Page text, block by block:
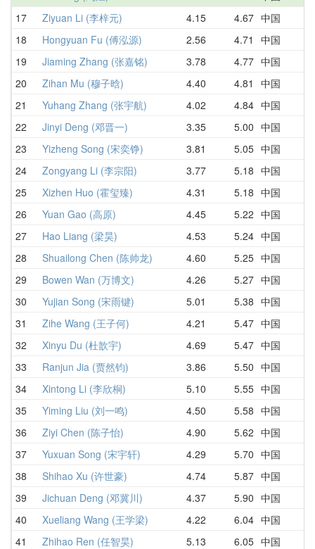
17 Ziyuan Li (李梓元) 4.15 4.67 中国
18 Hongyuan Fu (傅泓源) 2.56 4.71 中国
19 Jiaming Zhang (张嘉铭) 3.78 4.77 中国
20 Zihan Mu (穆子晗) 4.40 4.81 中国
21 Yuhang Zhang (张宇航) 4.02 4.84 中国
22 Jinyi Deng (邓晋一) 3.35 5.00 中国
23 Yizheng Song (宋奕铮) 3.81 5.05 中国
24 Zongyang Li (李宗阳) 3.77 5.18 中国
25 Xizhen Huo (霍玺臻) 4.31 5.18 中国
26 Yuan Gao (高原) 4.45 5.22 中国
27 Hao Liang (梁昊) 4.53 5.24 中国
28 Shuailong Chen (陈帅龙) 4.60 5.25 中国
29 Bowen Wan (万博文) 4.26 5.27 中国
30 Yujian Song (宋雨键) 5.01 5.38 中国
31 Zihe Wang (王子何) 4.21 5.47 中国
32 Xinyu Du (杜歆宇) 4.69 5.47 中国
33 Ranjun Jia (贾然钧) 3.86 5.50 中国
34 Xintong Li (李欣桐) 5.10 5.55 中国
35 Yiming Liu (刘一鸣) 4.50 5.58 中国
36 Ziyi Chen (陈子怡) 4.90 5.62 中国
37 Yuxuan Song (宋宇轩) 4.29 5.70 中国
38 Shihao Xu (许世豪) 4.74 5.87 中国
39 Jichuan Deng (邓冀川) 4.37 5.90 中国
40 Xueliang Wang (王学梁) 4.22 6.04 中国
41 Zhihao Ren (任智昊) 5.13 6.05 中国